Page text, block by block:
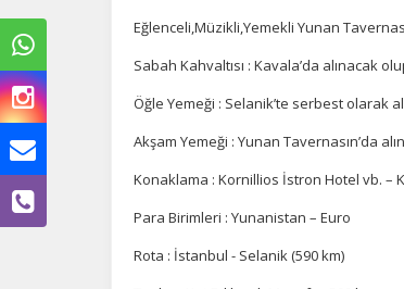
Eğlenceli,Müzikli,Yemekli Yunan
Sabah Kahvaltısı : Kavala’da alınacak
Öğle Yemeği : Selanik’te serbest olarak
Akşam Yemeği : Yunan Tavernasın’da
Konaklama : Kornillios İstron Hotel vb. –
Para Birimleri : Yunanistan – Euro
Rota : İstanbul - Selanik (590 km)